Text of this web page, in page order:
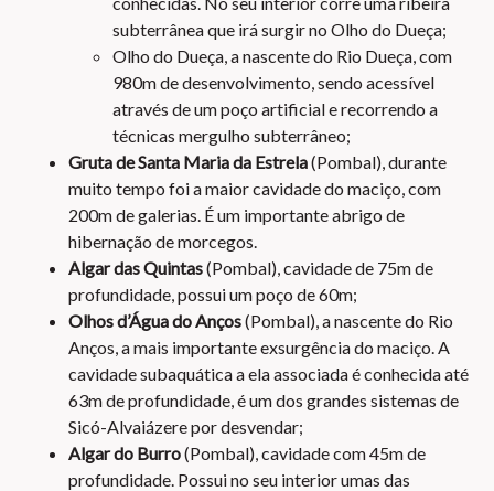
subterrânea que irá surgir no Olho do Dueça;
Olho do Dueça, a nascente do Rio Dueça, com
980m de desenvolvimento, sendo acessível
através de um poço artificial e recorrendo a
técnicas mergulho subterrâneo;
Gruta de Santa Maria da Estrela(Pombal), durante
muito tempo foi a maior cavidade do maciço, com
200m de galerias. É um importante abrigo de
hibernação de morcegos.
Algar das Quintas(Pombal), cavidade de 75m de
profundidade, possui um poço de 60m;
Olhos d’Água do Anços(Pombal), a nascente do Rio
Anços, a mais importante exsurgência do maciço. A
cavidade subaquática a ela associada é conhecida até
63m de profundidade, é um dos grandes sistemas de
Sicó-Alvaiázere por desvendar;
Algar do Burro(Pombal), cavidade com 45m de
profundidade. Possui no seu interior umas das